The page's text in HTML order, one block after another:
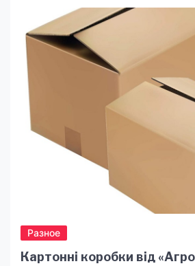
вредителями, вносить
растений. Основным
системы являются трубки, по
поступает на грядки. Купить
полива можно на сайте
Преимущества и особенности
Производители […]
Разное
Картонні коробки від